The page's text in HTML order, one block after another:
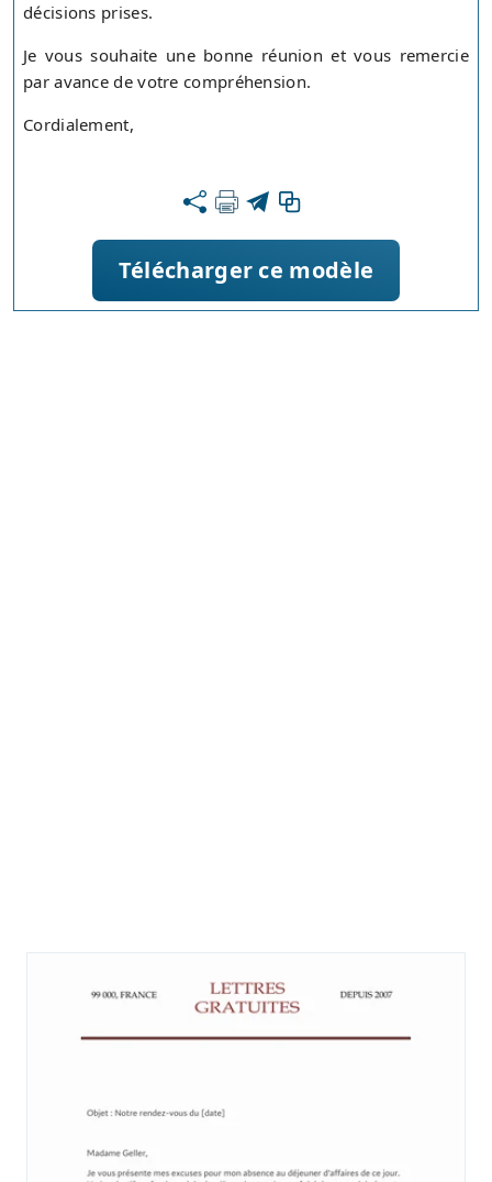
décisions prises.
Je vous souhaite une bonne réunion et vous remercie
par avance de votre compréhension.
Cordialement,
Télécharger ce modèle